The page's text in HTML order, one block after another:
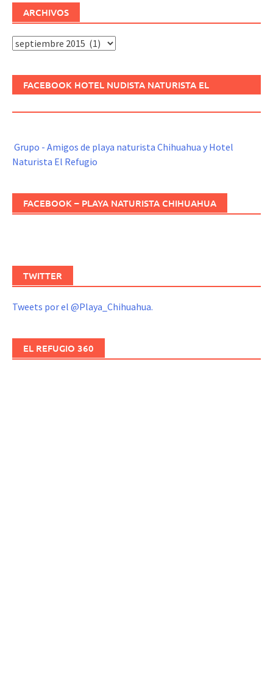
ARCHIVOS
Archivos
FACEBOOK HOTEL NUDISTA NATURISTA EL
Grupo - Amigos de playa naturista Chihuahua y Hotel
Naturista El Refugio
FACEBOOK – PLAYA NATURISTA CHIHUAHUA
TWITTER
Tweets por el @Playa_Chihuahua.
EL REFUGIO 360